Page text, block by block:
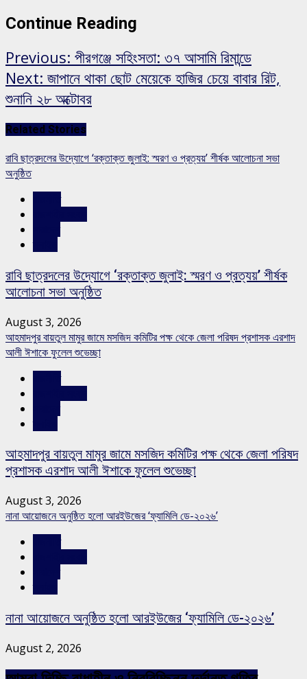
Continue Reading
Previous: পীরগঞ্জে সহিংসতা: ৩৭ আসামি রিমান্ডে
Next: জাপানে থাকা ছোট মেয়েকে হাজির চেয়ে বাবার রিট,
শুনানি ২৮ অক্টোবর
Related Stories
রাবি ছাত্রদলের উদ্যোগে ‘রক্তাক্ত জুলাই: স্মরণ ও প্রত্যয়’ শীর্ষক আলোচনা সভা
অনুষ্ঠিত
রাবি ছাত্রদলের উদ্যোগে ‘রক্তাক্ত জুলাই: স্মরণ ও প্রত্যয়’ শীর্ষক
আলোচনা সভা অনুষ্ঠিত
August 3, 2026
আহমাদপুর বায়তুল মামুর জামে মসজিদ কমিটির পক্ষ থেকে জেলা পরিষদ প্রশাসক এরশাদ
আলী ঈশাকে ফুলেল শুভেচ্ছা
আহমাদপুর বায়তুল মামুর জামে মসজিদ কমিটির পক্ষ থেকে জেলা পরিষদ
প্রশাসক এরশাদ আলী ঈশাকে ফুলেল শুভেচ্ছা
August 3, 2026
নানা আয়োজনে অনুষ্ঠিত হলো আরইউজের ‘ফ্যামিলি ডে-২০২৬’
নানা আয়োজনে অনুষ্ঠিত হলো আরইউজের ‘ফ্যামিলি ডে-২০২৬’
August 2, 2026